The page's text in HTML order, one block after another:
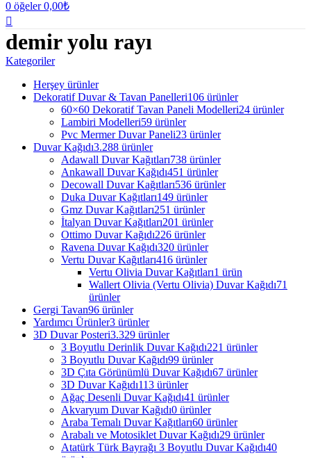
0 öğeler 0,00₺
demir yolu rayı
Kategoriler
Herşey ürünler
Dekoratif Duvar & Tavan Panelleri106 ürünler
60×60 Dekoratif Tavan Paneli Modelleri24 ürünler
Lambiri Modelleri59 ürünler
Pvc Mermer Duvar Paneli23 ürünler
Duvar Kağıdı3.288 ürünler
Adawall Duvar Kağıtları738 ürünler
Ankawall Duvar Kağıdı451 ürünler
Decowall Duvar Kağıtları536 ürünler
Duka Duvar Kağıtları149 ürünler
Gmz Duvar Kağıtları251 ürünler
İtalyan Duvar Kağıtları201 ürünler
Ottimo Duvar Kağıdı226 ürünler
Ravena Duvar Kağıdı320 ürünler
Vertu Duvar Kağıtları416 ürünler
Vertu Olivia Duvar Kağıtları1 ürün
Wallert Olivia (Vertu Olivia) Duvar Kağıdı71
ürünler
Gergi Tavan96 ürünler
Yardımcı Ürünler3 ürünler
3D Duvar Posteri3.329 ürünler
3 Boyutlu Derinlik Duvar Kağıdı221 ürünler
3 Boyutlu Duvar Kağıdı99 ürünler
3D Çıta Görünümlü Duvar Kağıdı67 ürünler
3D Duvar Kağıdı113 ürünler
Ağaç Desenli Duvar Kağıdı41 ürünler
Akvaryum Duvar Kağıdı0 ürünler
Araba Temalı Duvar Kağıtları60 ürünler
Arabalı ve Motosiklet Duvar Kağıdı29 ürünler
Atatürk Türk Bayrağı 3 Boyutlu Duvar Kağıdı40